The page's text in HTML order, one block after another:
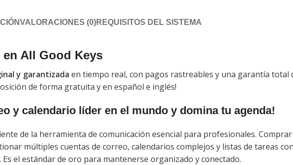
VALORACIONES (0)REQUISITOS DEL SISTEMA
All Good Keys
y garantizada en tiempo real, con pagos rastreables y una garantía total
de forma gratuita y en español e inglés!
y calendario líder en el mundo y domina tu agenda!
de la herramienta de comunicación esencial para profesionales.
múltiples cuentas de correo, calendarios complejos y listas de tareas
el estándar de oro para mantenerse organizado y conectado.